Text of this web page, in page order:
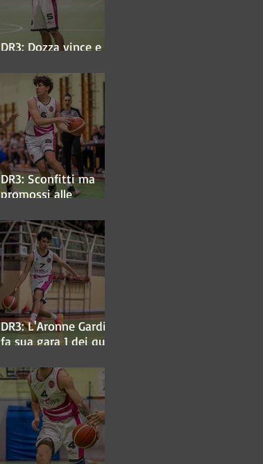
DR3: Dozza vince e
DR3: Sconfitti ma
promossi alle
DR3: L'Aronne Gardini
fa sua gara 1 dei quarti